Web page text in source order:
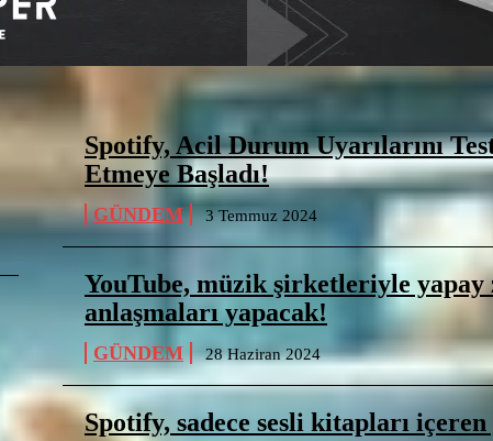
Spotify, Acil Durum Uyarılarını
Etmeye Başladı!
GÜNDEM 3 Temmuz 2024
YouTube, müzik şirketleriyle yapay
anlaşmaları yapacak!
GÜNDEM 28 Haziran 2024
Spotify, sadece sesli kitapları